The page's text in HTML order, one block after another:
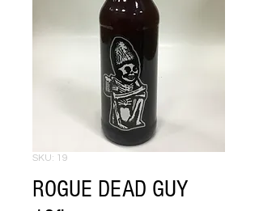
SKU: 19
ROGUE DEAD GUY